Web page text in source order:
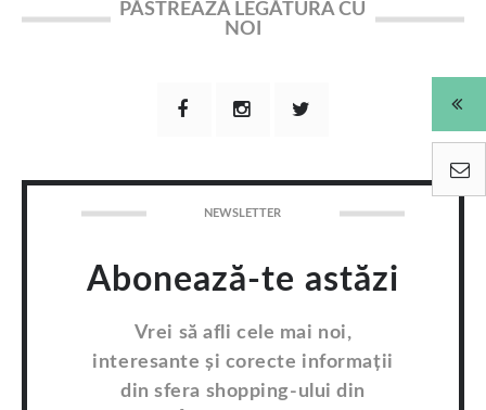
PĂSTREAZĂ LEGĂTURA CU
NOI
NEWSLETTER
Abonează-te astăzi
Vrei să afli cele mai noi,
interesante și corecte informații
din sfera shopping-ului din